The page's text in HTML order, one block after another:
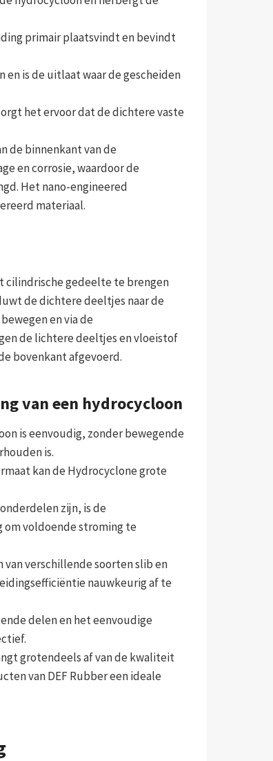
primair plaatsvindt en bevindt
is de uitlaat waar de gescheiden
het ervoor dat de dichtere vaste
de binnenkant van de
en corrosie, waardoor de
Het nano-engineered
materiaal.
cilindrische gedeelte te brengen
de dichtere deeltjes naar de
en via de
de lichtere deeltjes en vloeistof
bovenkant afgevoerd.
van een hydrocycloon
is eenvoudig, zonder bewegende
is.
kan de Hydrocyclone grote
zijn, is de
om voldoende stroming te
van verschillende soorten slib en
nauwkeurig af te
delen en het eenvoudige
grotendeels af van de kwaliteit
van DEF Rubber een ideale